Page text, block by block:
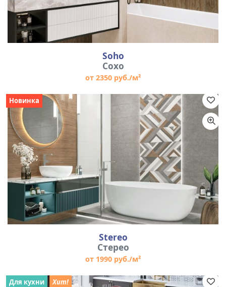
Soho
Сохо
от 2350 руб./м²
Stereo
Стерео
от 1990 руб./м²
Новинка
Для кухни Хит!